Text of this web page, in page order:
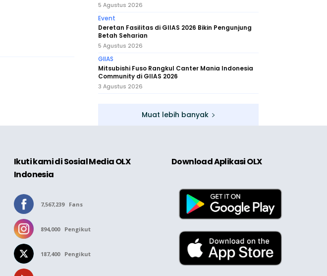
5 Agustus 2026
Event
Deretan Fasilitas di GIIAS 2026 Bikin Pengunjung
Betah Seharian
5 Agustus 2026
GIIAS
Mitsubishi Fuso Rangkul Canter Mania Indonesia
Community di GIIAS 2026
3 Agustus 2026
Muat lebih banyak
Ikuti kami di Sosial Media OLX
Indonesia
7,567,239 Fans
894,000 Pengikut
187,400 Pengikut
Download Aplikasi OLX